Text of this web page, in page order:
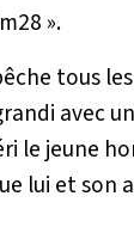
».
tous
avec
le jeune
lui et son